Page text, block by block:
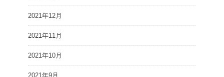
2021年12月
2021年11月
2021年10月
2021年9月